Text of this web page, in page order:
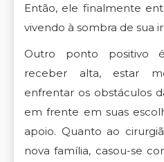
Então, ele finalmente
vivendo à sombra de sua
Outro ponto positivo
receber alta, estar
enfrentar os obstáculos
em frente em suas
apoio. Quanto ao
nova família, casou-se